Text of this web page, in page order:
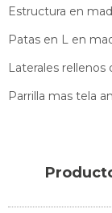
Estructura en
Patas en L en
Laterales rellenos
Parrilla mas tela